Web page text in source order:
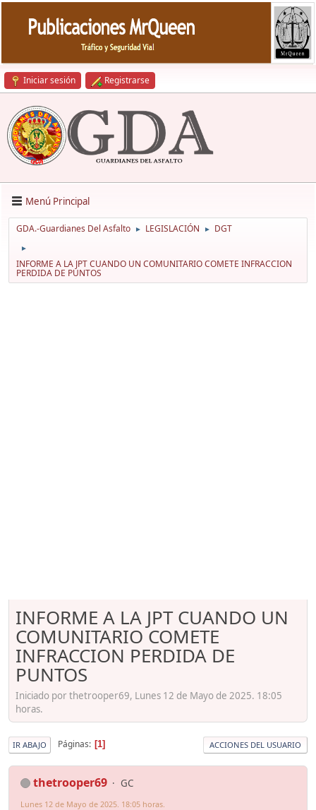
Iniciar sesión Registrarse
Menú Principal
GDA.-Guardianes Del Asfalto ► LEGISLACIÓN ► DGT
►
INFORME A LA JPT CUANDO UN COMUNITARIO COMETE INFRACCION
PERDIDA DE PUNTOS
INFORME A LA JPT CUANDO UN
COMUNITARIO COMETE
INFRACCION PERDIDA DE
PUNTOS
Iniciado por thetrooper69, Lunes 12 de Mayo de 2025. 18:05
horas.
IR ABAJO Páginas 1 ACCIONES DEL USUARIO
thetrooper69 GC
Lunes 12 de Mayo de 2025. 18:05 horas.